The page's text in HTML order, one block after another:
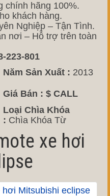
chính hãng 100%.
khách hàng.
Nghiệp – Tận Tình.
nơi – Hỗ trợ trên toàn
223-801
Năm Sản Xuất : 2013
Giá Bán : $ CALL
Loại Chìa Khóa
: Chìa Khóa Từ
xe hơi